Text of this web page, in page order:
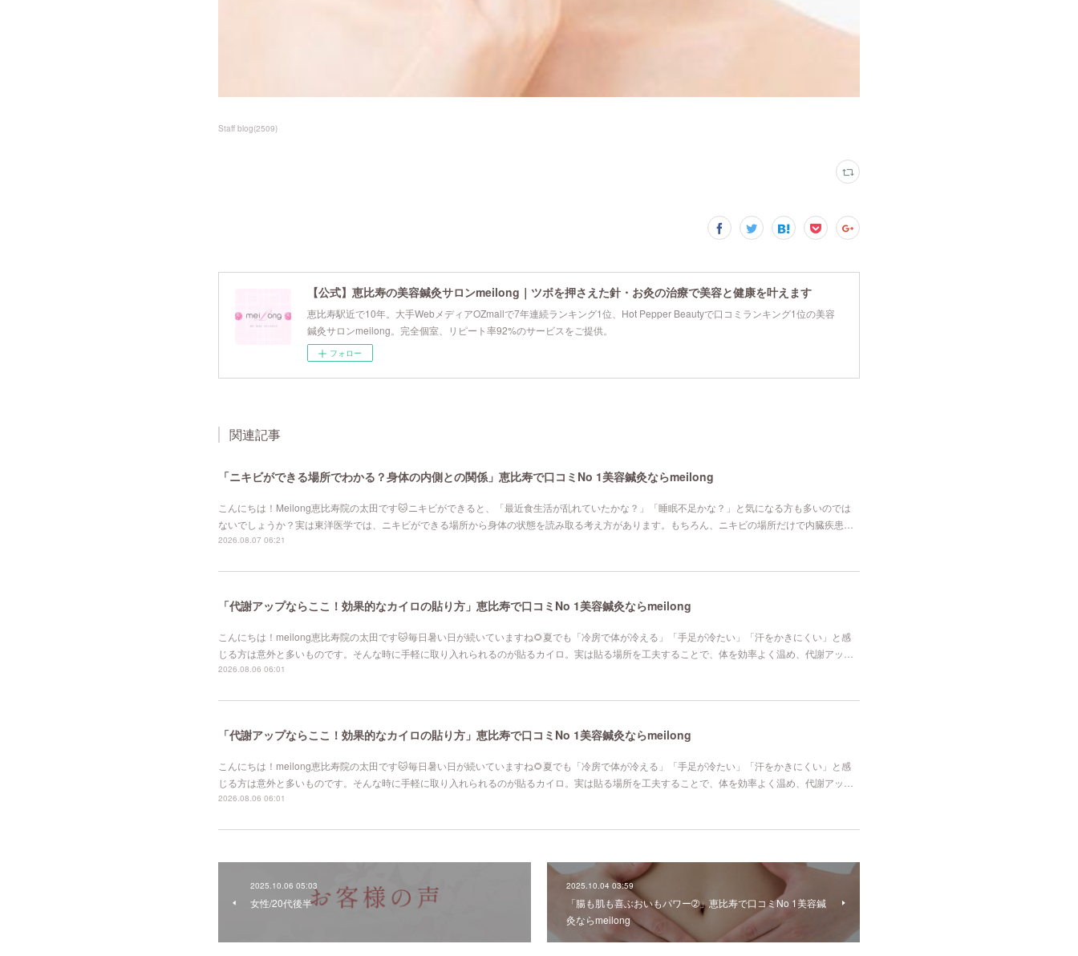
Staff blog(2509)
【公式】恵比寿の美容鍼灸サロンmeilong｜ツボを押さえた針・お灸の治療で美容と健康を叶えます
恵比寿駅近で10年。大手WebメディアOZmallで7年連続ランキング1位、Hot Pepper Beautyで口コミランキング1位の美容
鍼灸サロンmeilong。完全個室、リピート率92%のサービスをご提供。
フォロー
関連記事
「ニキビができる場所でわかる？身体の内側との関係」恵比寿で口コミNo 1美容鍼灸ならmeilong
こんにちは！Meilong恵比寿院の太田です🐱ニキビができると、「最近食生活が乱れていたかな？」「睡眠不足かな？」と気になる方も多いのでは
ないでしょうか？実は東洋医学では、ニキビができる場所から身体の状態を読み取る考え方があります。もちろん、ニキビの場所だけで内臓疾患…
2026.08.07 06:21
「代謝アップならここ！効果的なカイロの貼り方」恵比寿で口コミNo 1美容鍼灸ならmeilong
こんにちは！meilong恵比寿院の太田です🐱毎日暑い日が続いていますね🌻夏でも「冷房で体が冷える」「手足が冷たい」「汗をかきにくい」と感
じる方は意外と多いものです。そんな時に手軽に取り入れられるのが貼るカイロ。実は貼る場所を工夫することで、体を効率よく温め、代謝アッ…
2026.08.06 06:01
「代謝アップならここ！効果的なカイロの貼り方」恵比寿で口コミNo 1美容鍼灸ならmeilong
こんにちは！meilong恵比寿院の太田です🐱毎日暑い日が続いていますね🌻夏でも「冷房で体が冷える」「手足が冷たい」「汗をかきにくい」と感
じる方は意外と多いものです。そんな時に手軽に取り入れられるのが貼るカイロ。実は貼る場所を工夫することで、体を効率よく温め、代謝アッ…
2026.08.06 06:01
2025.10.06 05:03
女性/20代後半
2025.10.04 03:59
「腸も肌も喜ぶおいもパワー➁」恵比寿で口コミNo 1美容鍼
灸ならmeilong